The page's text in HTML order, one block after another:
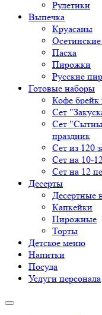
Рулетики
Выпечка
Круасаны
Пасха
Пирожки
Русские
Готовые наборы
Кофе брейк
Сет
Сет
праздник
Сет из 120
Сет на 10-
Сет на 12
Десерты
Десертные
Капкейки
Пирожные
Торты
Детское меню
Напитки
Посуда
Услуги персонала